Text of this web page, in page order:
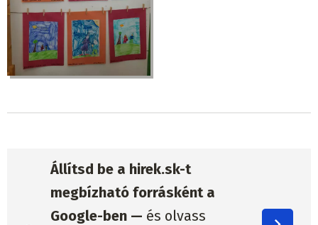
Állítsd be a hirek.sk-t
megbízható forrásként a
Google-ben — és olvass